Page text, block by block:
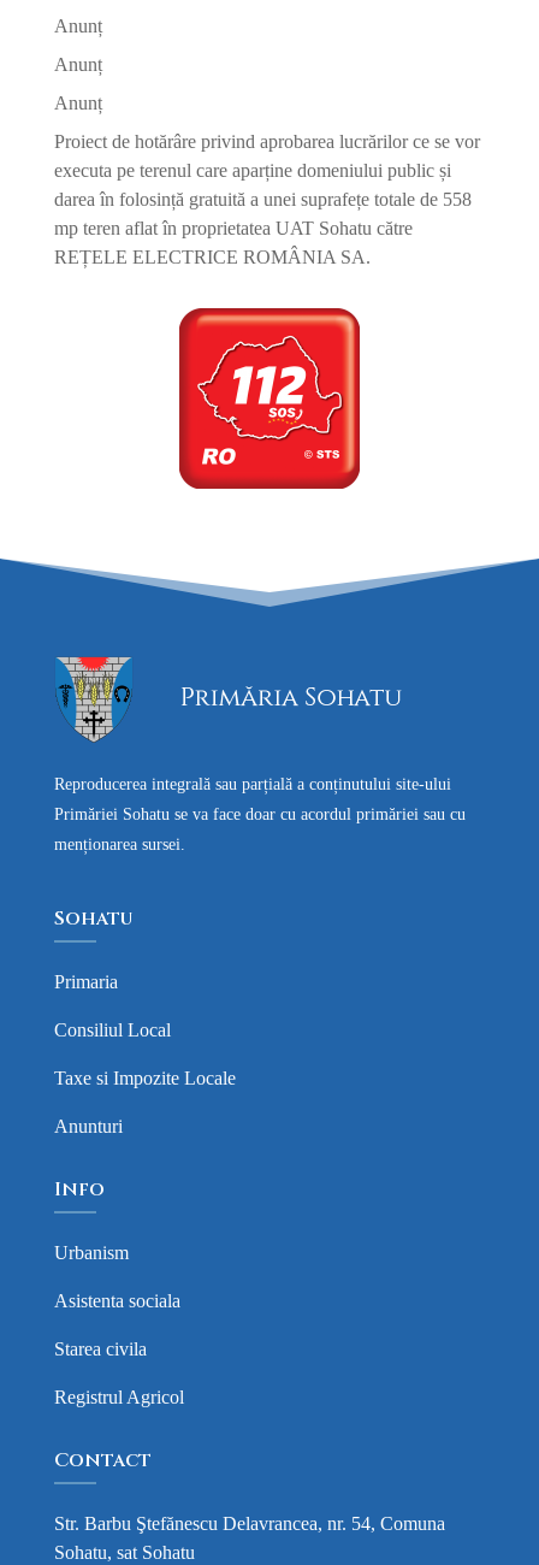
Anunț
Anunț
Anunț
Proiect de hotărâre privind aprobarea lucrărilor ce se vor
executa pe terenul care aparține domeniului public și
darea în folosință gratuită a unei suprafețe totale de 558
mp teren aflat în proprietatea UAT Sohatu către
REȚELE ELECTRICE ROMÂNIA SA.
Reproducerea integrală sau parțială a conținutului site-ului
Primăriei Sohatu se va face doar cu acordul primăriei sau cu
menționarea sursei.
Sohatu
Primaria
Consiliul Local
Taxe si Impozite Locale
Anunturi
Info
Urbanism
Asistenta sociala
Starea civila
Registrul Agricol
Contact
Str. Barbu Ştefănescu Delavrancea, nr. 54, Comuna
Sohatu, sat Sohatu